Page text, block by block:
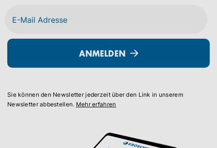
ANMELDEN
Sie können den Newsletter jederzeit über den Link in unserem
Newsletter abbestellen. Mehr erfahren